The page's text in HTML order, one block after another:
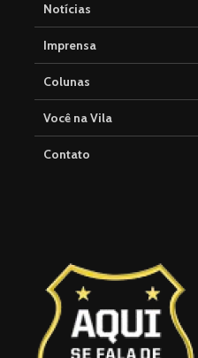
Notícias
Imprensa
Colunas
Você na Vila
Contato